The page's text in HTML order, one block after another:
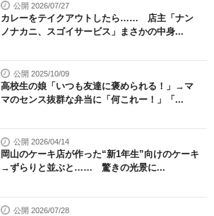
公開 2026/07/27
カレーをテイクアウトしたら…… 店主「ナン
ノナカニ、スゴイサービス」まさかの中身...
公開 2025/10/09
高校生の娘「いつも友達に褒められる！」→マ
マのセンス抜群な弁当に「何これー！」「...
公開 2026/04/14
岡山のケーキ店が作った“新1年生”向けのケーキ
→ずらりと並ぶと…… 驚きの光景に...
公開 2026/07/28